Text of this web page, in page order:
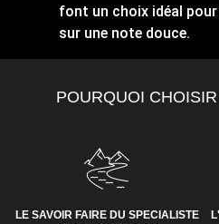
font un choix idéal
sur une note douce.
POURQUOI CHOISIR
LE SAVOIR FAIRE DU SPECIALISTE